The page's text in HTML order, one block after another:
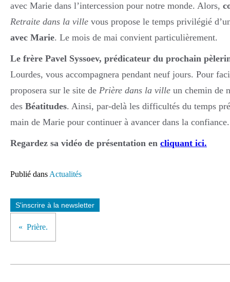
avec Marie dans l’intercession pour notre monde. Alors,
Retraite dans la ville vous propose le temps privilégié
avec Marie. Le mois de mai convient particulièrement.
Le frère Pavel Syssoev, prédicateur du prochain
Lourdes, vous accompagnera pendant neuf jours. Pour
proposera sur le site de Prière dans la ville un chemin de
des Béatitudes. Ainsi, par-delà les difficultés du temps
main de Marie pour continuer à avancer dans la confiance.
Regardez sa vidéo de présentation en cliquant ici.
Publié dans Actualités
S'inscrire à la newsletter
Prière.